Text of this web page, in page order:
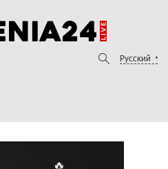
Русский